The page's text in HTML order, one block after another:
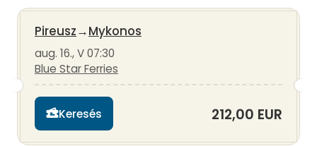
Pireusz→Mykonos
aug. 16., V 07:30
Blue Star Ferries
Keresés 212,00 EUR